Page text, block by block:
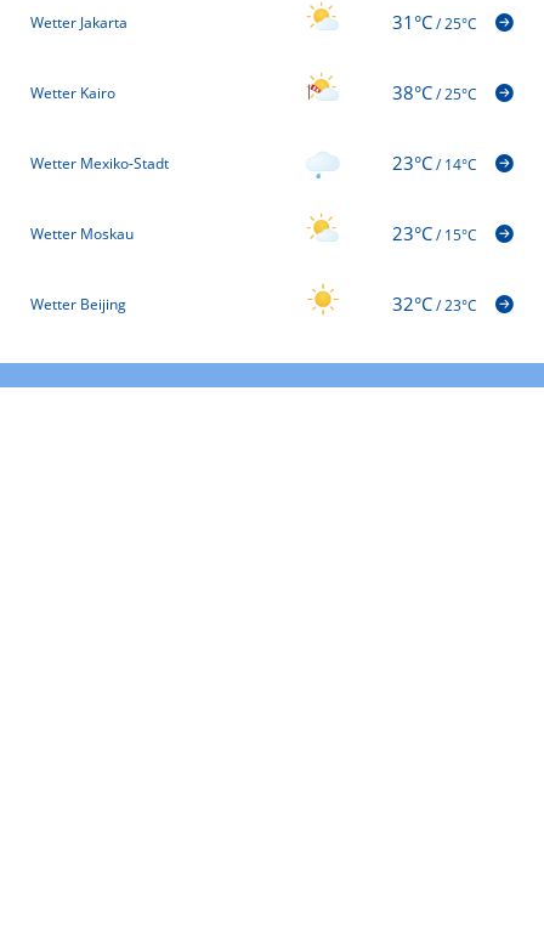
Wetter Jakarta 31°C/25°C
Wetter Kairo 38°C/25°C
Wetter Mexiko-Stadt 23°C/14°C
Wetter Moskau 23°C/15°C
Wetter Beijing 32°C/23°C